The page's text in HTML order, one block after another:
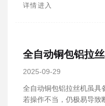
详情进入
全自动铜包铝拉
2025-09-29
全自动铜包铝拉丝机虽具
若操作不当，仍极易导致